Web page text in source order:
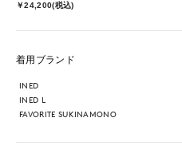
￥24,200(税込)
着用ブランド
INED
INED L
FAVORITE SUKINAMONO